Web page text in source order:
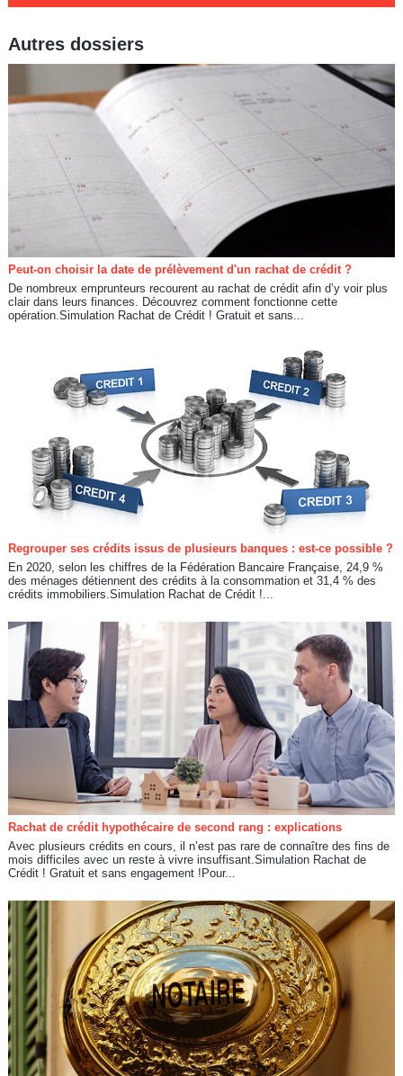
Autres dossiers
Peut-on choisir la date de prélèvement d'un rachat de crédit ?
De nombreux emprunteurs recourent au rachat de crédit afin d’y voir plus
clair dans leurs finances. Découvrez comment fonctionne cette
opération.Simulation Rachat de Crédit ! Gratuit et sans...
Regrouper ses crédits issus de plusieurs banques : est-ce possible ?
En 2020, selon les chiffres de la Fédération Bancaire Française, 24,9 %
des ménages détiennent des crédits à la consommation et 31,4 % des
crédits immobiliers.Simulation Rachat de Crédit !...
Rachat de crédit hypothécaire de second rang : explications
Avec plusieurs crédits en cours, il n’est pas rare de connaître des fins de
mois difficiles avec un reste à vivre insuffisant.Simulation Rachat de
Crédit ! Gratuit et sans engagement !Pour...